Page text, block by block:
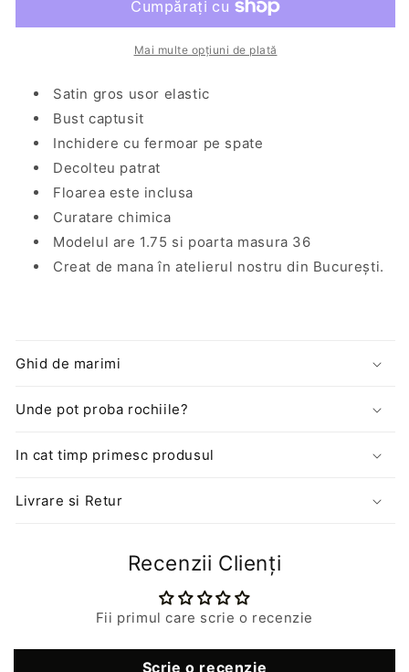
satin
din
satin
Vienne
Mai multe opțiuni de plată
Satin gros usor elastic
Bust captusit
Inchidere cu fermoar pe spate
Decolteu patrat
Floarea este inclusa
Curatare chimica
Modelul are 1.75 si poarta masura 36
Creat de mana în atelierul nostru din București.
Ghid de marimi
Unde pot proba rochiile?
In cat timp primesc produsul
Livrare si Retur
Recenzii Clienți
Fii primul care scrie o recenzie
Scrie o recenzie